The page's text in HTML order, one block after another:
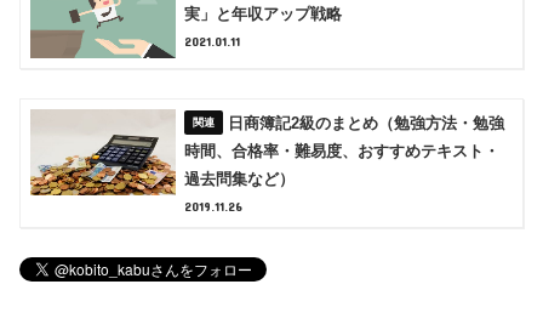
実」と年収アップ戦略
2021.01.11
日商簿記2級のまとめ（勉強方法・勉強
時間、合格率・難易度、おすすめテキスト・
過去問集など）
2019.11.26